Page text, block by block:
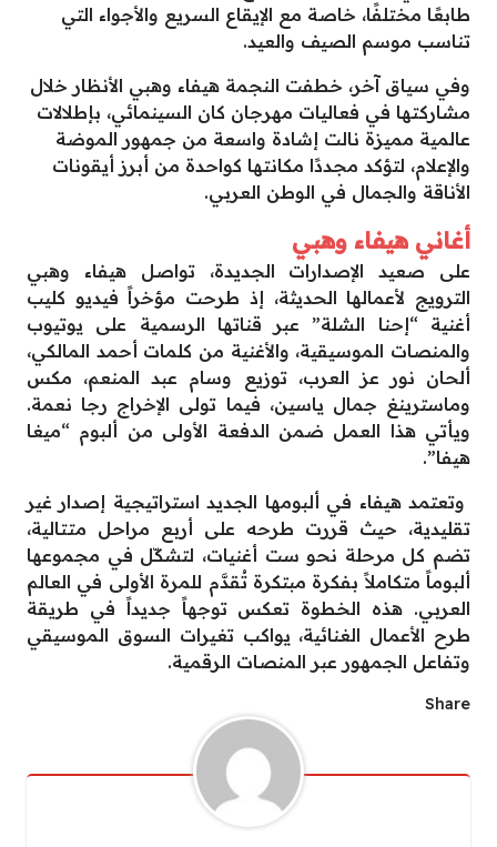
طابعًا مختلفًا، خاصة مع الإيقاع السريع والأجواء التي
تناسب موسم الصيف والعيد.
وفي سياق آخر، خطفت النجمة هيفاء وهبي الأنظار خلال
مشاركتها في فعاليات مهرجان كان السينمائي، بإطلالات
عالمية مميزة نالت إشادة واسعة من جمهور الموضة
والإعلام، لتؤكد مجددًا مكانتها كواحدة من أبرز أيقونات
الأناقة والجمال في الوطن العربي.
أغاني هيفاء وهبي
على صعيد الإصدارات الجديدة، تواصل هيفاء وهبي
الترويج لأعمالها الحديثة، إذ طرحت مؤخراً فيديو كليب
أغنية “إحنا الشلة” عبر قناتها الرسمية على يوتيوب
والمنصات الموسيقية، والأغنية من كلمات أحمد المالكي،
ألحان نور عز العرب، توزيع وسام عبد المنعم، مكس
وماسترينغ جمال ياسين، فيما تولى الإخراج رجا نعمة.
ويأتي هذا العمل ضمن الدفعة الأولى من ألبوم “ميغا
هيفا”.
وتعتمد هيفاء في ألبومها الجديد استراتيجية إصدار غير
تقليدية، حيث قررت طرحه على أربع مراحل متتالية،
تضم كل مرحلة نحو ست أغنيات، لتشكّل في مجموعها
ألبوماً متكاملاً بفكرة مبتكرة تُقدَّم للمرة الأولى في العالم
العربي. هذه الخطوة تعكس توجهاً جديداً في طريقة
طرح الأعمال الغنائية، يواكب تغيرات السوق الموسيقي
وتفاعل الجمهور عبر المنصات الرقمية.
Share